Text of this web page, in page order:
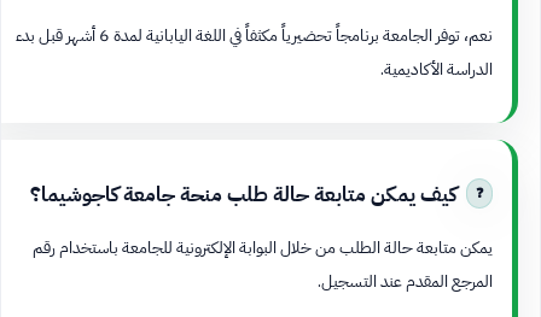
نعم، توفر الجامعة برنامجاً تحضيرياً مكثفاً في اللغة اليابانية لمدة 6 أشهر قبل بدء
الدراسة الأكاديمية.
كيف يمكن متابعة حالة طلب منحة جامعة كاجوشيما؟
يمكن متابعة حالة الطلب من خلال البوابة الإلكترونية للجامعة باستخدام رقم
المرجع المقدم عند التسجيل.